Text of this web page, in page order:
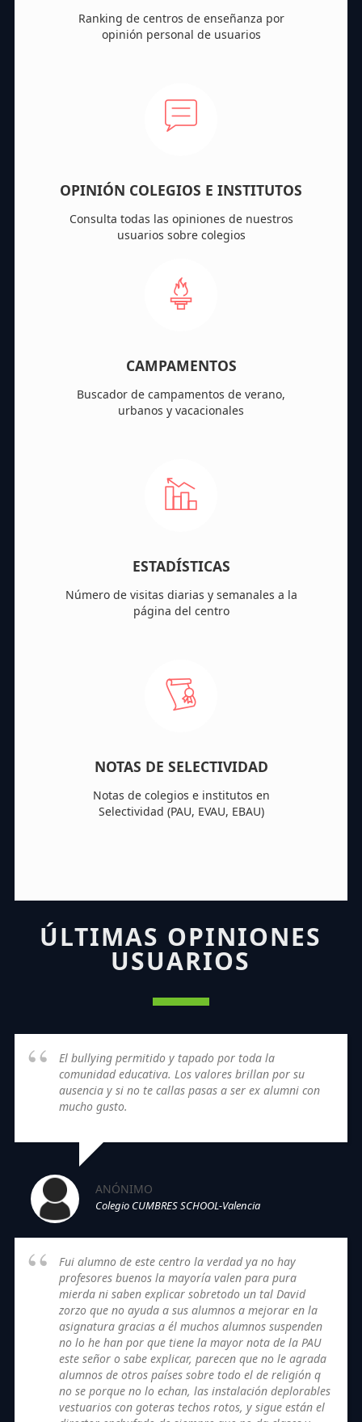
Ranking de centros de enseñanza por
opinión personal de usuarios
OPINIÓN COLEGIOS E INSTITUTOS
Consulta todas las opiniones de nuestros
usuarios sobre colegios
CAMPAMENTOS
Buscador de campamentos de verano,
urbanos y vacacionales
ESTADÍSTICAS
Número de visitas diarias y semanales a la
página del centro
NOTAS DE SELECTIVIDAD
Notas de colegios e institutos en
Selectividad (PAU, EVAU, EBAU)
ÚLTIMAS OPINIONES
USUARIOS
El bullying permitido y tapado por toda la
comunidad educativa. Los valores brillan por su
ausencia y si no te callas pasas a ser ex alumni con
mucho gusto.
ANÓNIMO
Colegio CUMBRES SCHOOL-Valencia
Fui alumno de este centro la verdad ya no hay
profesores buenos la mayoría valen para pura
mierda ni saben explicar sobretodo un tal David
zorzo que no ayuda a sus alumnos a mejorar en la
asignatura gracias a él muchos alumnos suspenden
no lo he han por que tiene la mayor nota de la PAU
este señor o sabe explicar, parecen que no le agrada
alumnos de otros países sobre todo el de religión q
no se porque no lo echan, las instalación deplorables
vestuarios con goteras techos rotos, y sigue están el